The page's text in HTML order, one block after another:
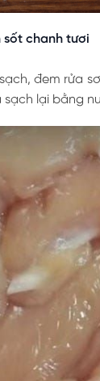
sốt chanh tươi
đem rửa
sạch lại bằng